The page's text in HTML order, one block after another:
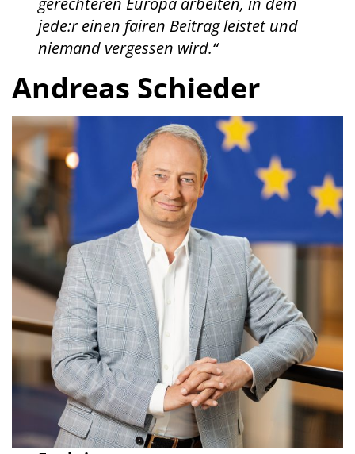
jede:r einen fairen Beitrag leistet und
niemand vergessen wird.“
Andreas Schieder